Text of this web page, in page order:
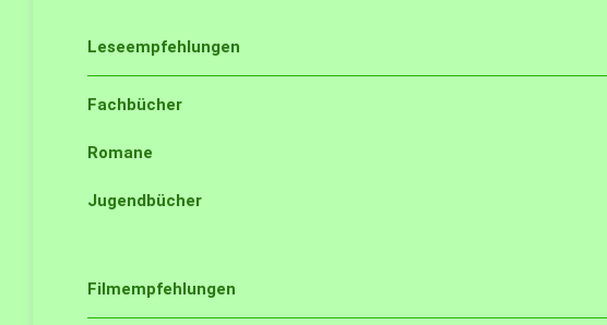
Leseempfehlungen
Fachbücher
Romane
Jugendbücher
Filmempfehlungen